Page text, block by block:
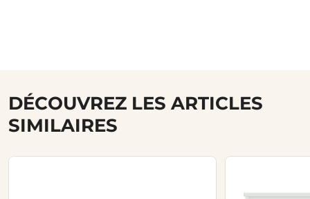
DÉCOUVREZ LES ARTICLES
SIMILAIRES